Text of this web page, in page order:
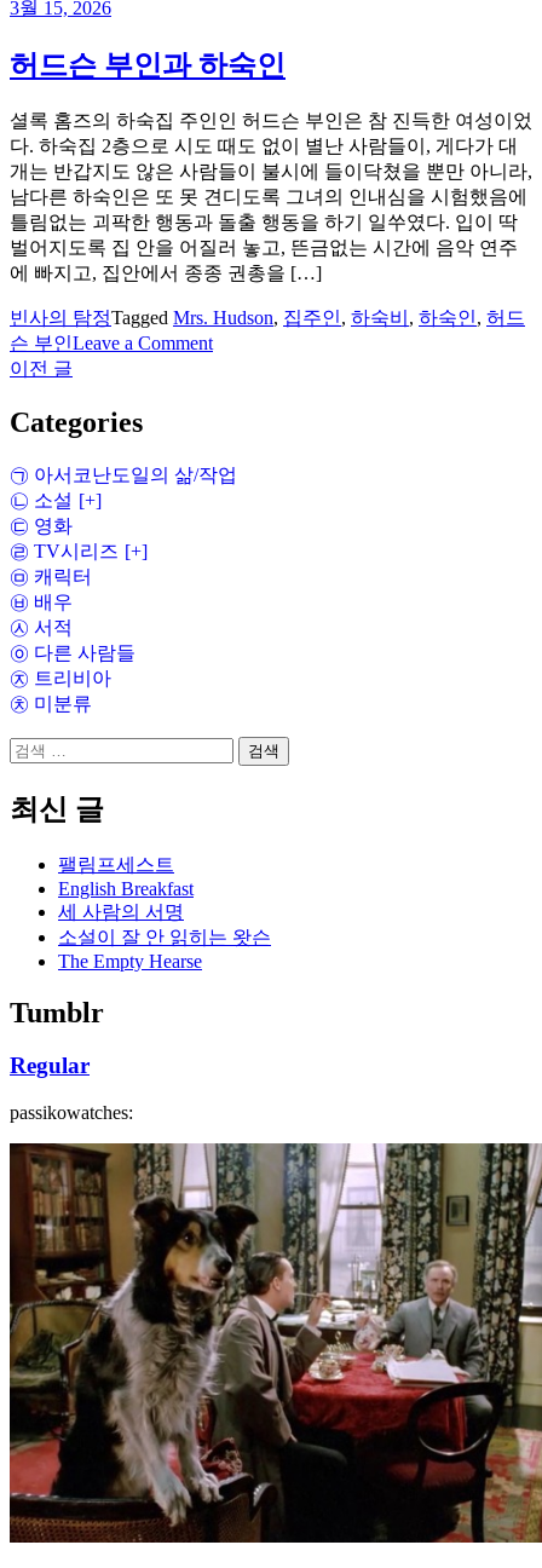
비
킷
과
라
레
포
도
주
3월 15, 2026
허드슨 부인과 하숙인
셜록 홈즈의 하숙집 주인인 허드슨 부인은 참 진득한 여성이었
다. 하숙집 2층으로 시도 때도 없이 별난 사람들이, 게다가 대
개는 반갑지도 않은 사람들이 불시에 들이닥쳤을 뿐만 아니라,
남다른 하숙인은 또 못 견디도록 그녀의 인내심을 시험했음에
틀림없는 괴팍한 행동과 돌출 행동을 하기 일쑤였다. 입이 딱
벌어지도록 집 안을 어질러 놓고, 뜬금없는 시간에 음악 연주
에 빠지고, 집안에서 종종 권총을 […]
빈사의 탐정Tagged Mrs. Hudson, 집주인, 하숙비 , 하숙인, 허드
슨 부인Leave a Commenton
인
과
글
탐
이전 글
Categories
㉠ 아서코난도일의 삶/작업
㉡ 소설 [+]
㉢ 영화
㉣ TV시리즈 [+]
㉤ 캐릭터
㉥ 배우
㉦ 서적
㉧ 다른 사람들
㉨ 트리비아
㉩ 미분류
검
최신 글
팰림프세스트
English Breakfast
세 사람의 서명
소설이 잘 안 읽히는 왓슨
The Empty Hearse
Tumblr
Regular
passikowatches: